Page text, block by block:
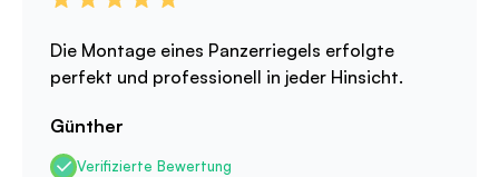
Die Montage eines Panzerriegels erfolgte
perfekt und professionell in jeder Hinsicht.
Günther
Verifizierte Bewertung